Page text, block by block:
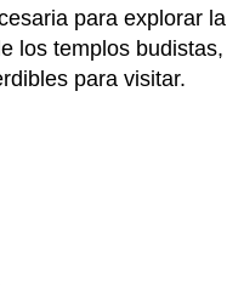
para explorar la
los templos budistas,
para visitar.